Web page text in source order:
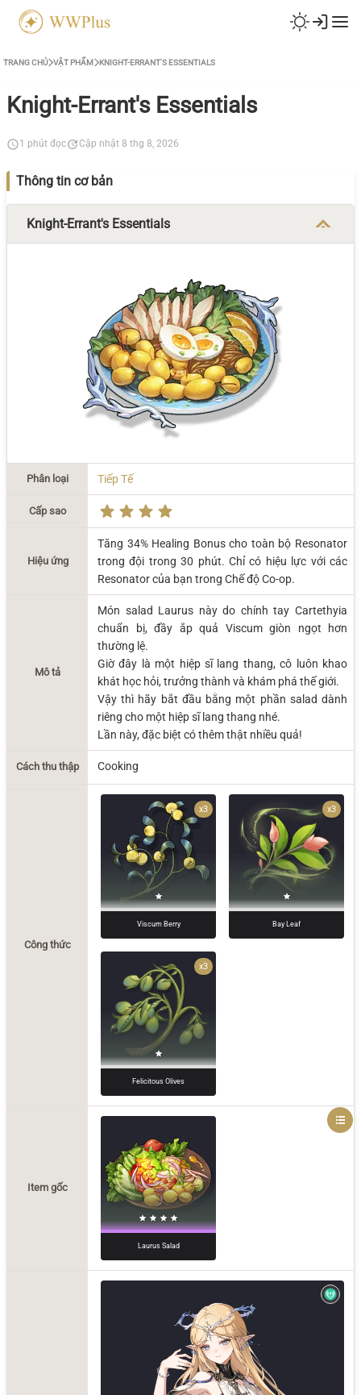
TRANG CHỦ VẬT PHẨM KNIGHT-ERRANT'S ESSENTIALS
Knight-Errant's Essentials
1 phút đọc Cập nhật 8 thg 8, 2026
Thông tin cơ bản
Knight-Errant's Essentials
Phân loại Tiếp Tế
Cấp sao
Hiệu ứng
Tăng 34% Healing Bonus cho toàn bộ Resonator
trong đội trong 30 phút. Chỉ có hiệu lực với các
Resonator của bạn trong Chế độ Co-op.
Mô tả
Món salad Laurus này do chính tay Cartethyia
chuẩn bị, đầy ắp quả Viscum giòn ngọt hơn
thường lệ.
Giờ đây là một hiệp sĩ lang thang, cô luôn khao
khát học hỏi, trưởng thành và khám phá thế giới.
Vậy thì hãy bắt đầu bằng một phần salad dành
riêng cho một hiệp sĩ lang thang nhé.
Lần này, đặc biệt có thêm thật nhiều quả!
Cách thu thập Cooking
Công thức
Viscum Berry
x3
Bay Leaf
x3
Felicitous Olives
x3
Item gốc
Laurus Salad